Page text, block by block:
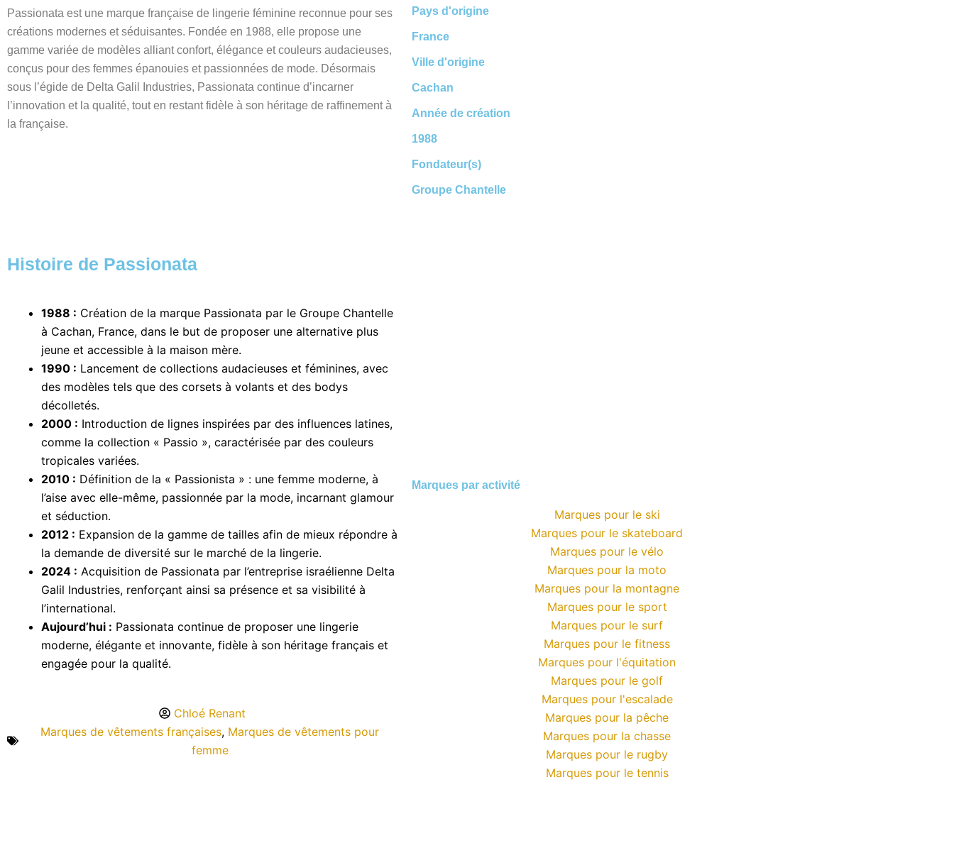
Passionata est une marque française de lingerie féminine reconnue pour ses
créations modernes et séduisantes. Fondée en 1988, elle propose une
gamme variée de modèles alliant confort, élégance et couleurs audacieuses,
conçus pour des femmes épanouies et passionnées de mode. Désormais
sous l’égide de Delta Galil Industries, Passionata continue d’incarner
l’innovation et la qualité, tout en restant fidèle à son héritage de raffinement à
la française.
Pays d'origine
France
Ville d'origine
Cachan
Année de création
1988
Fondateur(s)
Groupe Chantelle
Histoire de Passionata
1988 : Création de la marque Passionata par le Groupe Chantelle
à Cachan, France, dans le but de proposer une alternative plus
jeune et accessible à la maison mère.
1990 : Lancement de collections audacieuses et féminines, avec
des modèles tels que des corsets à volants et des bodys
décolletés.
2000 : Introduction de lignes inspirées par des influences latines,
comme la collection « Passio », caractérisée par des couleurs
tropicales variées.
2010 : Définition de la « Passionista » : une femme moderne, à
l’aise avec elle-même, passionnée par la mode, incarnant glamour
et séduction.
2012 : Expansion de la gamme de tailles afin de mieux répondre à
la demande de diversité sur le marché de la lingerie.
2024 : Acquisition de Passionata par l’entreprise israélienne Delta
Galil Industries, renforçant ainsi sa présence et sa visibilité à
l’international.
Aujourd’hui : Passionata continue de proposer une lingerie
moderne, élégante et innovante, fidèle à son héritage français et
engagée pour la qualité.
Chloé Renant
Marques de vêtements françaises, Marques de vêtements pour
femme
Marques par activité
Marques pour le ski
Marques pour le skateboard
Marques pour le vélo
Marques pour la moto
Marques pour la montagne
Marques pour le sport
Marques pour le surf
Marques pour le fitness
Marques pour l'équitation
Marques pour le golf
Marques pour l'escalade
Marques pour la pêche
Marques pour la chasse
Marques pour le rugby
Marques pour le tennis